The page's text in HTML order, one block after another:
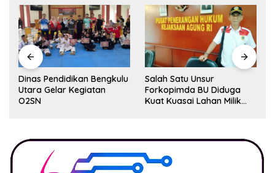
Dinas Pendidikan Bengkulu
Utara Gelar Kegiatan
O2SN
Salah Satu Unsur
Forkopimda BU Diduga
Kuat Kuasai Lahan Milik